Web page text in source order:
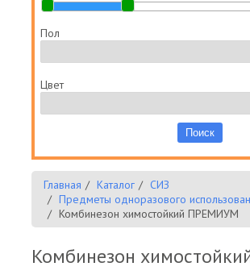
Пол
Цвет
Главная Каталог
СИЗ
Предметы одноразового
Комбинезон химостойкий ПРЕМИУМ
Комбинезон